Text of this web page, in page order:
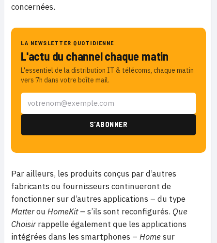
concernées.
LA NEWSLETTER QUOTIDIENNE
L'actu du channel chaque matin
L'essentiel de la distribution IT & télécoms, chaque matin
vers 7h dans votre boîte mail.
Par ailleurs, les produits conçus par d’autres
fabricants ou fournisseurs continueront de
fonctionner sur d’autres applications – du type
Matterou HomeKit– s’ils sont reconfigurés. Que
Choisirrappelle également que les applications
intégrées dans les smartphones – Homesur